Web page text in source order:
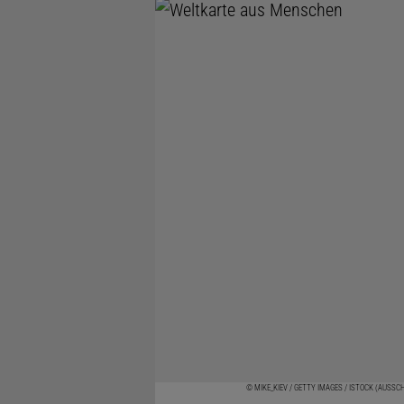
© MIKE_KIEV / GETTY IMAGES / ISTOCK